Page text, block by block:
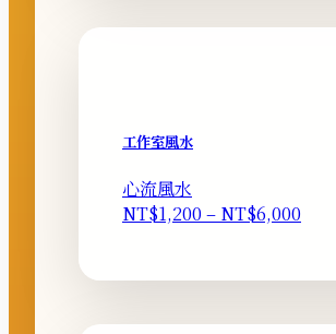
工作室風水
心流風水
NT$1,200 – NT$6,000
圍：